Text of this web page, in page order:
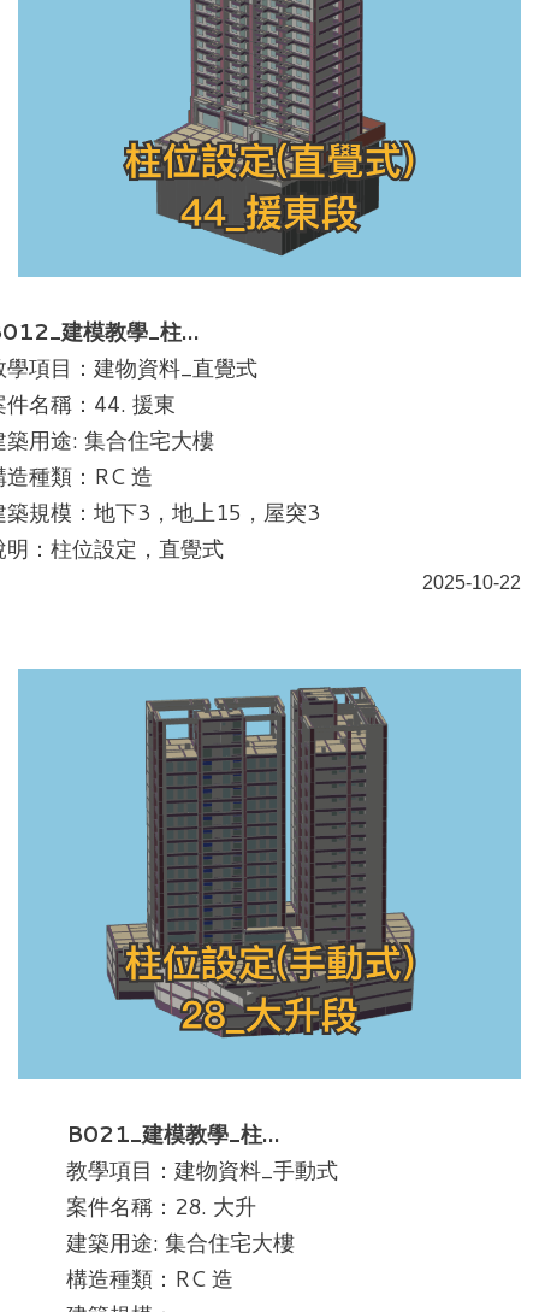
建模教學_柱…
學項目：建物資料_直覺式
件名稱：44. 援東
築用途: 集合住宅大樓
造種類：RC 造
築規模：地下3，地上15，屋突3
明：柱位設定，直覺式
2025-10-22
B021_建模教學_柱…
教學項目：建物資料_手動式
案件名稱：28. 大升
建築用途: 集合住宅大樓
構造種類：RC 造